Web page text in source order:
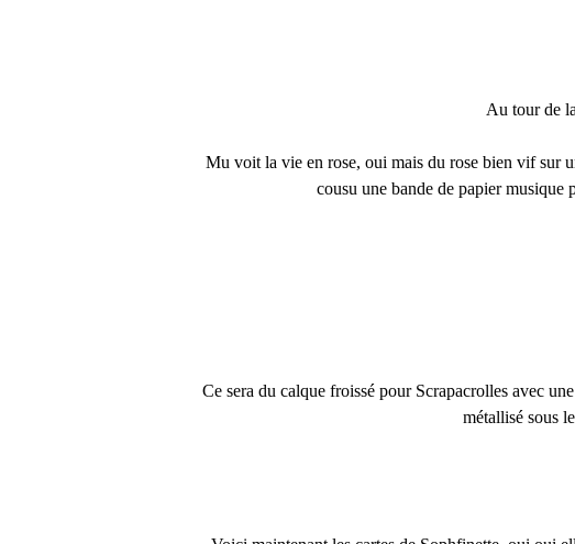
Au tour de
Mu voit la vie en rose, oui mais du rose bien vif sur
cousu une bande de papier musique
Ce sera du calque froissé pour Scrapacrolles avec
métallisé sous